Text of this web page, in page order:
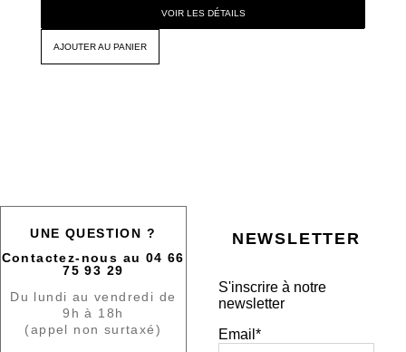
VOIR LES DÉTAILS
AJOUTER AU PANIER
UNE QUESTION ?
Contactez-nous au 04 66
75 93 29
Du lundi au vendredi de
9h à 18h
(appel non surtaxé)
NEWSLETTER
S'inscrire à notre
newsletter
Email*